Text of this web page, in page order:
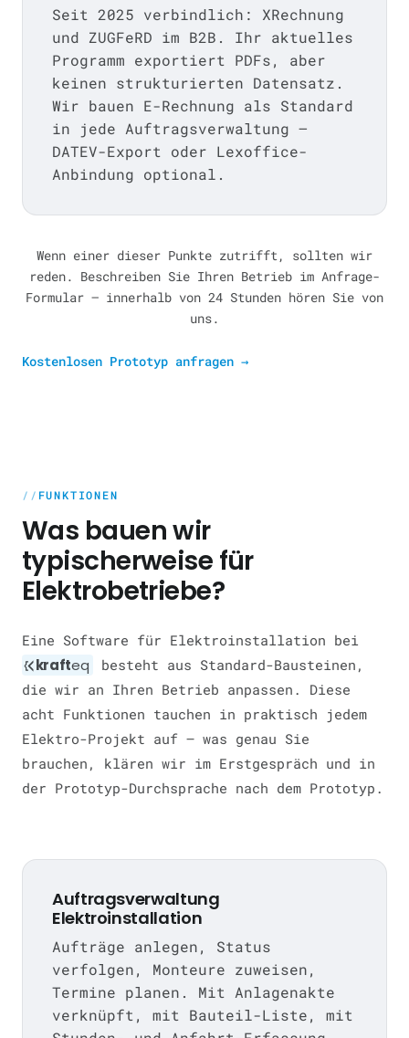
Seit 2025 verbindlich: XRechnung
und ZUGFeRD im B2B. Ihr aktuelles
Programm exportiert PDFs, aber
keinen strukturierten Datensatz.
Wir bauen E-Rechnung als Standard
in jede Auftragsverwaltung —
DATEV-Export oder Lexoffice-
Anbindung optional.
Wenn einer dieser Punkte zutrifft, sollten wir
reden. Beschreiben Sie Ihren Betrieb im Anfrage-
Formular — innerhalb von 24 Stunden hören Sie von
uns.
Kostenlosen Prototyp anfragen →
FUNKTIONEN
Was bauen wir
typischerweise für
Elektrobetriebe?
Eine Software für Elektroinstallation bei
krafteq
besteht aus Standard-Bausteinen,
die wir an Ihren Betrieb anpassen. Diese
acht Funktionen tauchen in praktisch jedem
Elektro-Projekt auf — was genau Sie
brauchen, klären wir im Erstgespräch und in
der Prototyp-Durchsprache nach dem Prototyp.
Auftragsverwaltung
Elektroinstallation
Aufträge anlegen, Status
verfolgen, Monteure zuweisen,
Termine planen. Mit Anlagenakte
verknüpft, mit Bauteil-Liste, mit